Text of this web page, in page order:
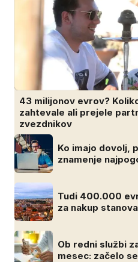
43 milijonov evrov?
zahtevale ali prejele
zvezdnikov
Ko imajo dovolj,
znamenje
Tudi 400.000
za nakup
Ob redni službi
mesec: začelo